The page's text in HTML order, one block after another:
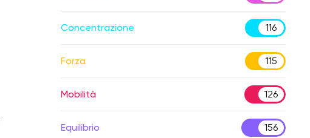
Concentrazione 116
Forza 115
Mobilità 126
Equilibrio 156